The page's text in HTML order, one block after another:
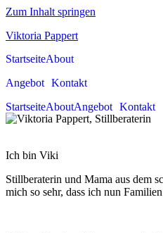
Zum Inhalt springen
Viktoria Pappert
StartseiteAbout
Angebot Kontakt
StartseiteAboutAngebot Kontakt
Ich bin Viki
Stillberaterin und Mama aus dem
mich so sehr, dass ich nun